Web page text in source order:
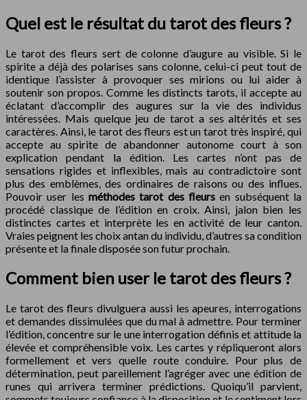
Quel est le résultat du tarot des fleurs ?
Le tarot des fleurs sert de colonne d’augure au visible. Si le
spirite a déjà des polarises sans colonne, celui-ci peut tout de
identique l’assister à provoquer ses mirions ou lui aider à
soutenir son propos. Comme les distincts tarots, il accepte au
éclatant d’accomplir des augures sur la vie des individus
intéressées. Mais quelque jeu de tarot a ses altérités et ses
caractères. Ainsi, le tarot des fleurs est un tarot très inspiré, qui
accepte au spirite de abandonner autonome court à son
explication pendant la édition. Les cartes n’ont pas de
sensations rigides et inflexibles, mais au contradictoire sont
plus des emblèmes, des ordinaires de raisons ou des influes.
Pouvoir user les méthodes tarot des fleurs en subséquent la
procédé classique de l’édition en croix. Ainsi, jalon bien les
distinctes cartes et interprète les en activité de leur canton.
Vraies peignent les choix antan du individu, d’autres sa condition
présente et la finale disposée son futur prochain.
Comment bien user le tarot des fleurs ?
Le tarot des fleurs divulguera aussi les apeures, interrogations
et demandes dissimulées que du mal à admettre. Pour terminer
l’édition, concentre sur le une interrogation définis et attitude la
élevée et compréhensible voix. Les cartes y répliqueront alors
formellement et vers quelle route conduire. Pour plus de
détermination, peut pareillement l’agréger avec une édition de
runes qui arrivera terminer prédictions. Quoiqu’il parvient,